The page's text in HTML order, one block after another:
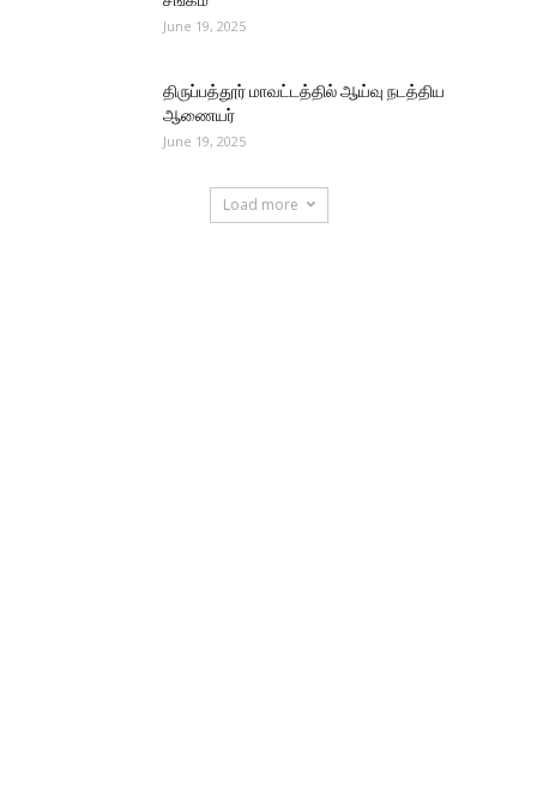
June 19, 2025
திருப்பத்தூர் மாவட்டத்தில் ஆய்வு நடத்திய
ஆணையர்
June 19, 2025
Load more